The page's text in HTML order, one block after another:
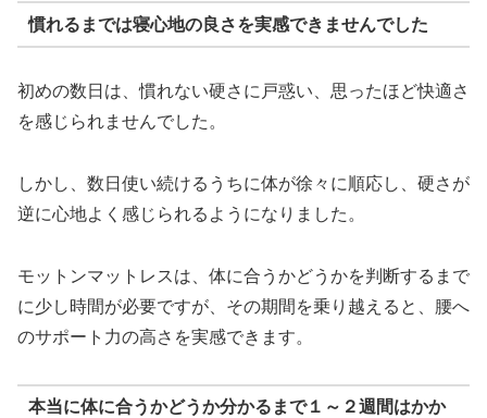
慣れるまでは寝心地の良さを実感できませんでした
初めの数日は、慣れない硬さに戸惑い、思ったほど快適さ
を感じられませんでした。
しかし、数日使い続けるうちに体が徐々に順応し、硬さが
逆に心地よく感じられるようになりました。
モットンマットレスは、体に合うかどうかを判断するまで
に少し時間が必要ですが、その期間を乗り越えると、腰へ
のサポート力の高さを実感できます。
本当に体に合うかどうか分かるまで１～２週間はかか